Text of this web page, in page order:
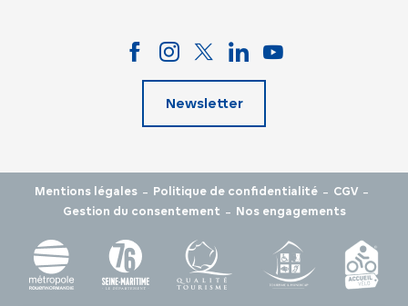
Newsletter
Mentions légales - Politique de confidentialité - CGV -
Gestion du consentement - Nos engagements